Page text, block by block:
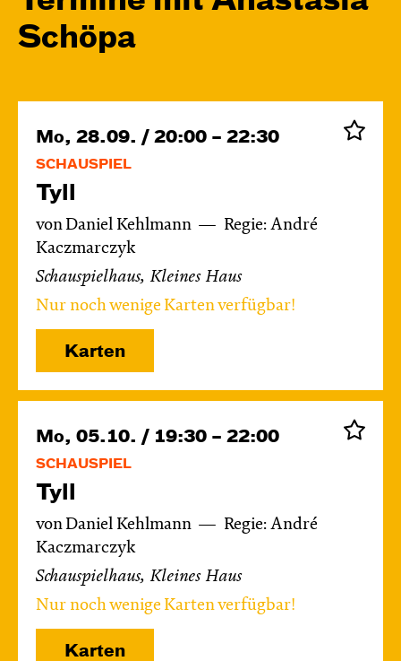
Schöpa
Mo, 28.09. / 20:00 – 22:30
SCHAUSPIEL
Tyll
von Daniel Kehlmann
Regie: André
Kaczmarczyk
Schauspielhaus, Kleines Haus
Nur noch wenige Karten verfügbar!
Karten
Mo, 05.10. / 19:30 – 22:00
SCHAUSPIEL
Tyll
von Daniel Kehlmann
Regie: André
Kaczmarczyk
Schauspielhaus, Kleines Haus
Nur noch wenige Karten verfügbar!
Karten